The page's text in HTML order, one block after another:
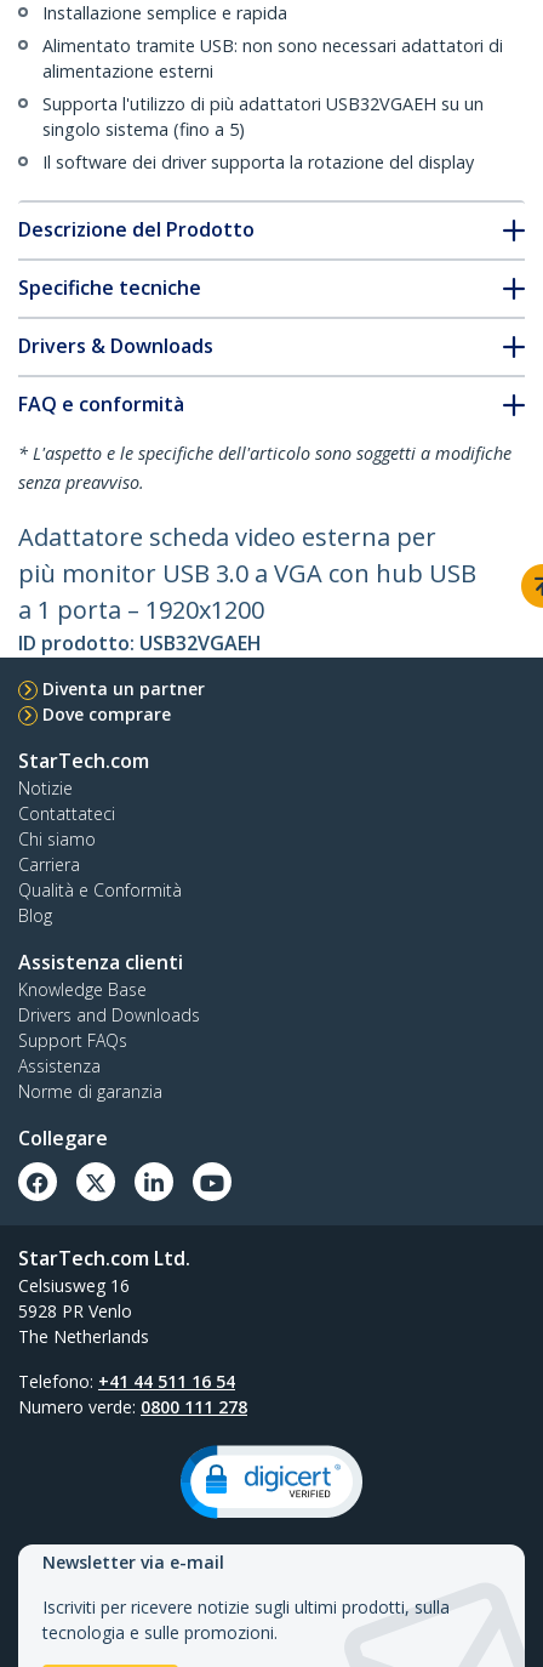
Installazione semplice e rapida
Alimentato tramite USB: non sono necessari adattatori di
alimentazione esterni
Supporta l'utilizzo di più adattatori USB32VGAEH su un
singolo sistema (fino a 5)
Il software dei driver supporta la rotazione del display
Descrizione del Prodotto
Specifiche tecniche
Drivers & Downloads
FAQ e conformità
* L'aspetto e le specifiche dell'articolo sono soggetti a modifiche
senza preavviso.
Adattatore scheda video esterna per
più monitor USB 3.0 a VGA con hub USB
a 1 porta – 1920x1200
ID prodotto: USB32VGAEH
Diventa un partner
Dove comprare
StarTech.com
Notizie
Contattateci
Chi siamo
Carriera
Qualità e Conformità
Blog
Assistenza clienti
Knowledge Base
Drivers and Downloads
Support FAQs
Assistenza
Norme di garanzia
Collegare
StarTech.com Ltd.
Celsiusweg 16
5928 PR Venlo
The Netherlands
Telefono: +41 44 511 16 54
Numero verde: 0800 111 278
Newsletter via e-mail
Iscriviti per ricevere notizie sugli ultimi prodotti, sulla
tecnologia e sulle promozioni.